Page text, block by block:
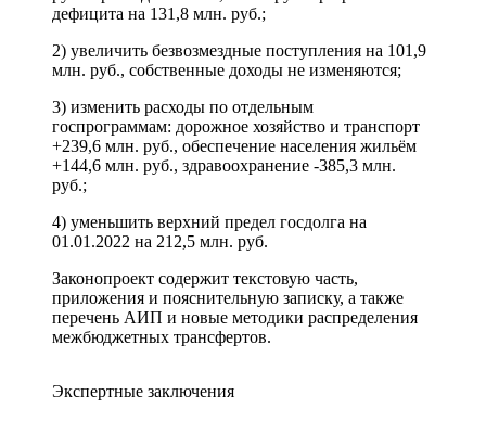
дефицита на 131,8 млн. руб.;
2) увеличить безвозмездные поступления на 101,9
млн. руб., собственные доходы не изменяются;
3) изменить расходы по отдельным
госпрограммам: дорожное хозяйство и транспорт
+239,6 млн. руб., обеспечение населения жильём
+144,6 млн. руб., здравоохранение -385,3 млн.
руб.;
4) уменьшить верхний предел госдолга на
01.01.2022 на 212,5 млн. руб.
Законопроект содержит текстовую часть,
приложения и пояснительную записку, а также
перечень АИП и новые методики распределения
межбюджетных трансфертов.
Экспертные заключения